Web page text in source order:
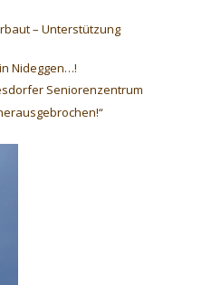
– Unterstützung
Nideggen…!
Seniorenzentrum